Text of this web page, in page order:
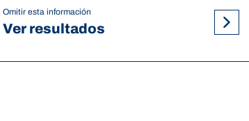
Omitir esta información
Ver resultados